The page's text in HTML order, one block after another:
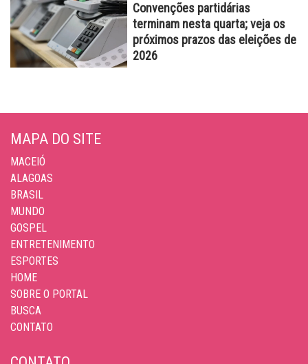
Convenções partidárias
terminam nesta quarta; veja os
próximos prazos das eleições de
2026
MAPA DO SITE
MACEIÓ
ALAGOAS
BRASIL
MUNDO
GOSPEL
ENTRETENIMENTO
ESPORTES
HOME
SOBRE O PORTAL
BUSCA
CONTATO